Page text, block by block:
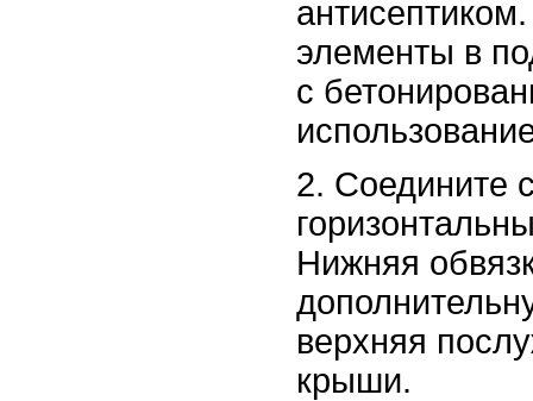
элементы в
с
2. Соедините
Нижняя
верхняя
крыши.